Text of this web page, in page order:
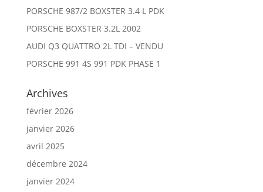
PORSCHE 987/2 BOXSTER 3.4 L PDK
PORSCHE BOXSTER 3.2L 2002
AUDI Q3 QUATTRO 2L TDI – VENDU
PORSCHE 991 4S 991 PDK PHASE 1
Archives
février 2026
janvier 2026
avril 2025
décembre 2024
janvier 2024